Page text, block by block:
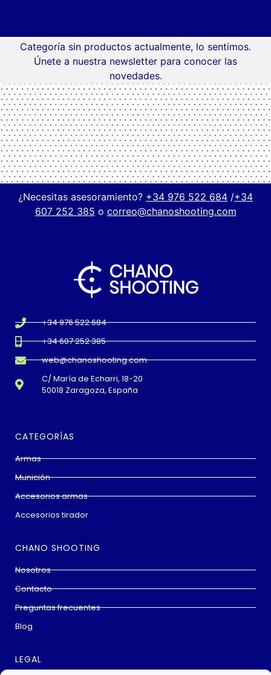
Categoría sin productos actualmente, lo sentimos.
Únete a nuestra newsletter para conocer las
novedades.
¿Necesitas asesoramiento? +34 976 522 684 /+34
607 252 385 o correo@chanoshooting.com
+34 976 522 684
+34 607 252 385
web@chanoshooting.com
C/ María de Echarri, 18-20
50018 Zaragoza, España
CATEGORÍAS
Armas
Munición
Accesorios armas
Accesorios tirador
CHANO SHOOTING
Nosotros
Contacto
Preguntas frecuentes
Blog
LEGAL